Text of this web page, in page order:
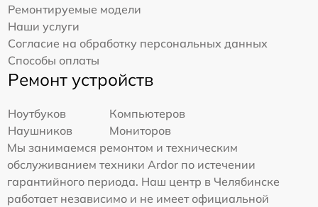
Ремонтируемые модели
Наши услуги
Согласие на обработку персональных данных
Способы оплаты
Ремонт устройств
Ноутбуков
Компьютеров
Наушников
Мониторов
Мы занимаемся ремонтом и техническим
обслуживанием техники Ardor по истечении
гарантийного периода. Наш центр в Челябинске
работает независимо и не имеет официальной